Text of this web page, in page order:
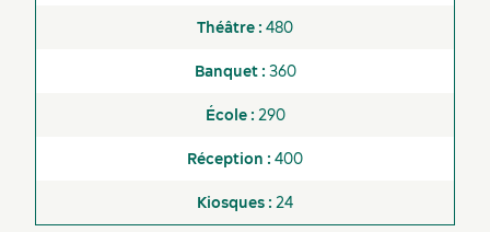
Disponible
480
360
290
400
24